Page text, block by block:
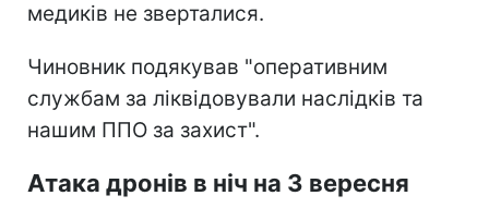
медиків не зверталися.
Чиновник подякував "оперативним
службам за ліквідовували наслідків та
нашим ППО за захист".
Атака дронів в ніч на 3 вересня